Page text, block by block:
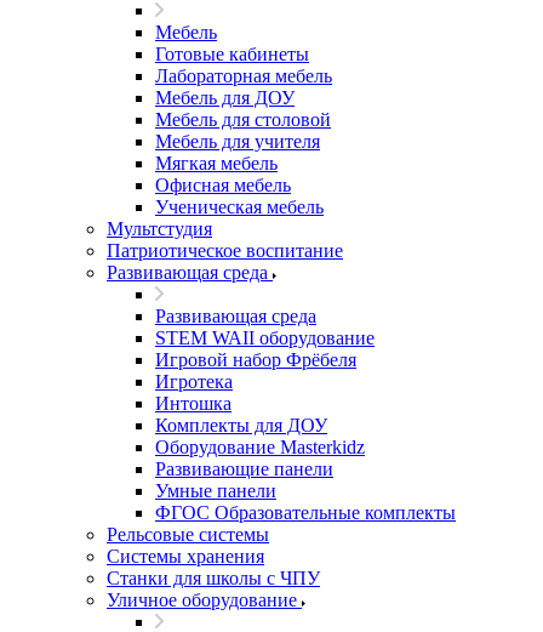
Мебель
Готовые кабинеты
Лабораторная мебель
Мебель для ДОУ
Мебель для столовой
Мебель для учителя
Мягкая мебель
Офисная мебель
Ученическая мебель
Мультстудия
Патриотическое воспитание
Развивающая среда
Развивающая среда
STEM WAII оборудование
Игровой набор Фрёбеля
Игротека
Интошка
Комплекты для ДОУ
Оборудование Masterkidz
Развивающие панели
Умные панели
ФГОС Образовательные комплекты
Рельсовые системы
Системы хранения
Станки для школы с ЧПУ
Уличное оборудование